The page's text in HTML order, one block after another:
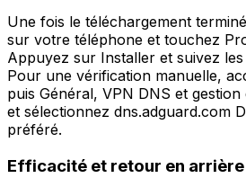
Une fois le téléchargement
sur votre téléphone et touchez
Appuyez sur Installer et suivez
Pour une vérification manuelle,
puis Général, VPN DNS et
et sélectionnez dns.adguard.com
préféré.
Efficacité et retour en arrière